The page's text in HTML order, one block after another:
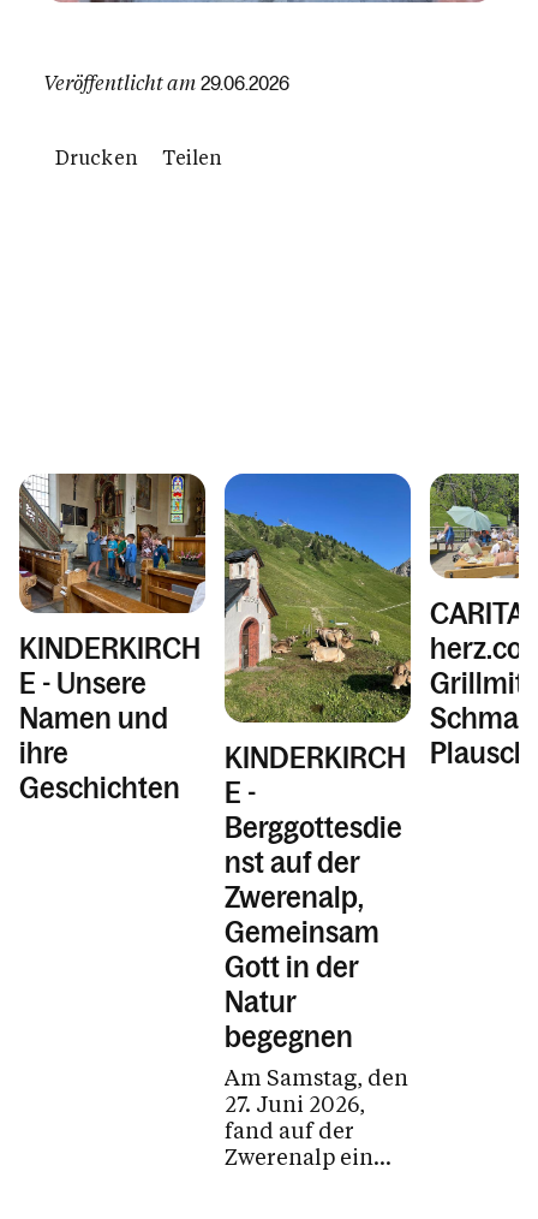
Veröffentlicht am 29.06.2026
Drucken Teilen
KINDERKIRCH
E - Unsere
Namen und
ihre
Geschichten
KINDERKIRCH
E -
Berggottesdie
nst auf der
Zwerenalp,
Gemeinsam
Gott in der
Natur
begegnen
Am Samstag, den
27. Juni 2026,
fand auf der
Zwerenalp ein
Plausch